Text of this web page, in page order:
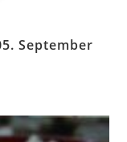
September